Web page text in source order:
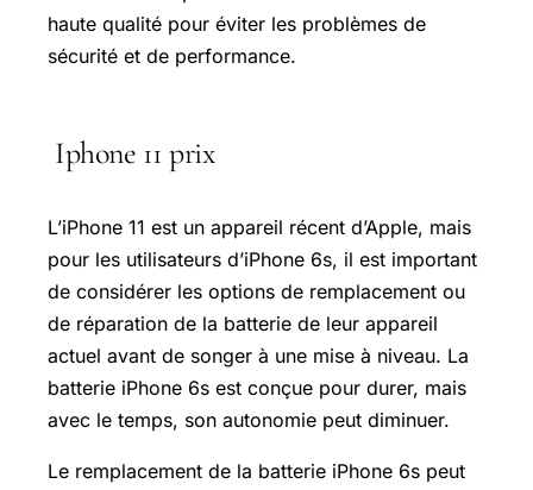
haute qualité pour éviter les problèmes de
sécurité et de performance.
Iphone 11 prix
L’iPhone 11 est un appareil récent d’Apple, mais
pour les utilisateurs d’iPhone 6s, il est important
de considérer les options de remplacement ou
de réparation de la batterie de leur appareil
actuel avant de songer à une mise à niveau. La
batterie iPhone 6s est conçue pour durer, mais
avec le temps, son autonomie peut diminuer.
Le remplacement de la batterie iPhone 6s peut